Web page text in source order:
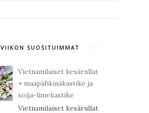
VIIKON SUOSITUIMMAT
Vietnamilaiset kesärullat
+ maapähkinäkastike ja
soija-limekastike
Vietnamilaiset kesärullat